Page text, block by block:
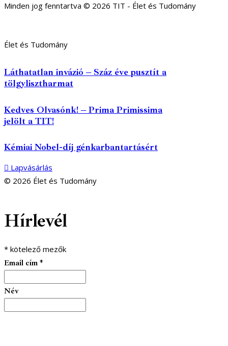
Minden jog fenntartva © 2026 TIT - Élet és Tudomány
Élet és Tudomány
Láthatatlan invázió – Száz éve pusztít a
tölgylisztharmat
Kedves Olvasónk! – Prima Primissima
jelölt a TIT!
Kémiai Nobel-díj génkarbantartásért
Lapvásárlás
© 2026 Élet és Tudomány
Hírlevél
* kötelező mezők
Email cím *
Név